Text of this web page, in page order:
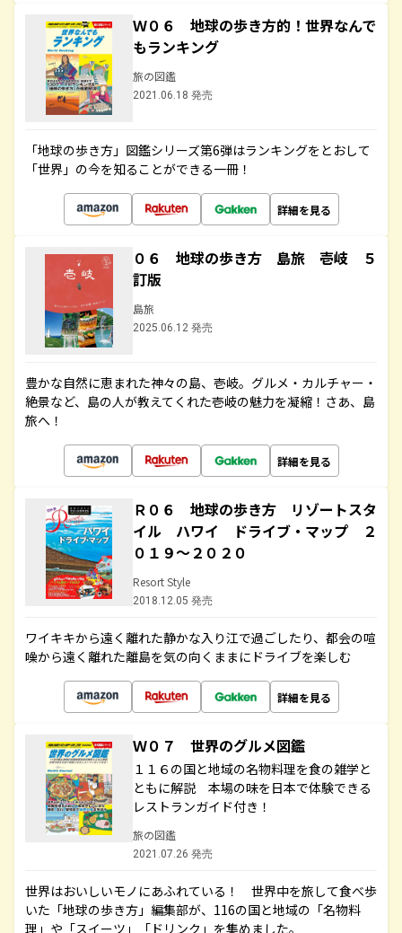
Ｗ０６ 地球の歩き方的！世界なんで
もランキング
旅の図鑑
2021.06.18 発売
「地球の歩き方」図鑑シリーズ第6弾はランキングをとおして
「世界」の今を知ることができる一冊！
詳細を見る
０６ 地球の歩き方 島旅 壱岐 ５
訂版
島旅
2025.06.12 発売
豊かな自然に恵まれた神々の島、壱岐。グルメ・カルチャー・
絶景など、島の人が教えてくれた壱岐の魅力を凝縮！さあ、島
旅へ！
詳細を見る
Ｒ０６ 地球の歩き方 リゾートスタ
イル ハワイ ドライブ・マップ ２
０１９～２０２０
Resort Style
2018.12.05 発売
ワイキキから遠く離れた静かな入り江で過ごしたり、都会の喧
噪から遠く離れた離島を気の向くままにドライブを楽しむ
詳細を見る
Ｗ０７ 世界のグルメ図鑑
１１６の国と地域の名物料理を食の雑学と
ともに解説 本場の味を日本で体験できる
レストランガイド付き！
旅の図鑑
2021.07.26 発売
世界はおいしいモノにあふれている！ 世界中を旅して食べ歩
いた「地球の歩き方」編集部が、116の国と地域の「名物料
理」や「スイーツ」「ドリンク」を集めました。